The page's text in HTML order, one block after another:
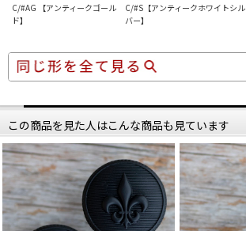
C/#AG 【アンティークゴール
ド】
C/#S【アンティークホワイトシル
バー】
この商品を見た人はこんな商品も見ています